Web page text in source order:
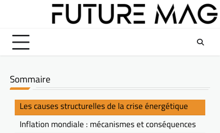
Sommaire
Les causes structurelles de la crise énergétique
Inflation mondiale : mécanismes et conséquences